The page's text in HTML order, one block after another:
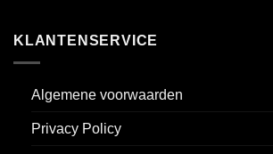
KLANTENSERVICE
Algemene voorwaarden
Privacy Policy